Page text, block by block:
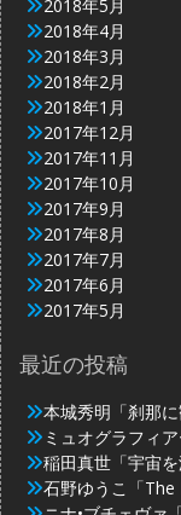
2018年5月
2018年4月
2018年3月
2018年2月
2018年1月
2017年12月
2017年11月
2017年10月
2017年9月
2017年8月
2017年7月
2017年6月
2017年5月
最近の投稿
本城秀明「刹那
ミュオグラフィ
稲田真世「宇宙
石野ゆうこ「